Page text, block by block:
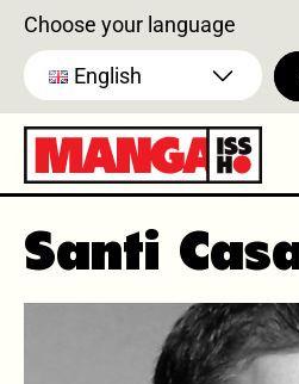
Choose your language
English
Santi